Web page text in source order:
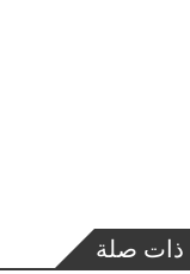
ذات صلة